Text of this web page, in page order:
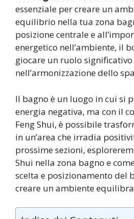
essenziale per creare un
equilibrio nella tua zona
posizione centrale e
energetico nell’ambiente, il
giocare un ruolo significativo
nell’armonizzazione dello
Il bagno è un luogo in cui si
energia negativa, ma con il
Feng Shui, è possibile
in un’area che irradia
prossime sezioni,
Shui nella zona bagno e
scelta e posizionamento del
creare un ambiente